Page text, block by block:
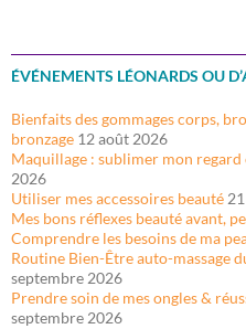
ÉVÉNEMENTS LÉONARDS OU
Bienfaits des gommages corps,
bronzage 12 août 2026
Maquillage : sublimer mon regard
2026
Utiliser mes accessoires beauté
Mes bons réflexes beauté avant,
Comprendre les besoins de ma
Routine Bien-Être auto-massage
septembre 2026
Prendre soin de mes ongles &
septembre 2026